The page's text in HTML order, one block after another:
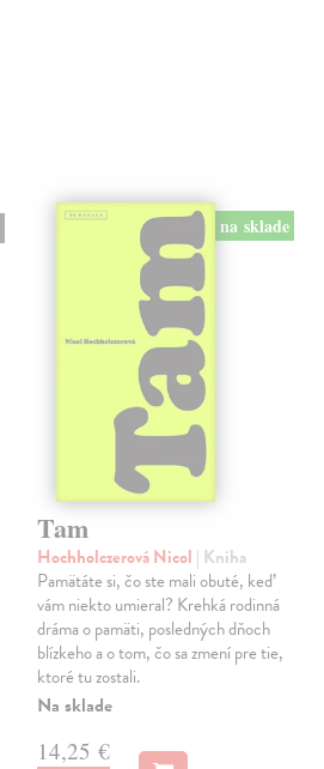
na sklade
Tam
Hochholczerová Nicol | Kniha
Pamätáte si, čo ste mali obuté, keď
vám niekto umieral? Krehká rodinná
dráma o pamäti, posledných dňoch
blízkeho a o tom, čo sa zmení pre tie,
ktoré tu zostali.
Na sklade
14,25 €